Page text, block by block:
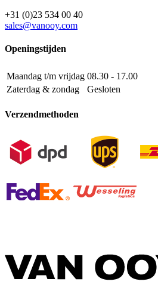
+31 (0)23 534 00 40
sales@vanooy.com
Openingstijden
Maandag t/m vrijdag 08.30 - 17.00
Zaterdag & zondag
Gesloten
Verzendmethoden